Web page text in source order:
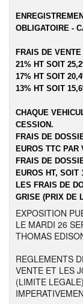
OBLIGATOIRE -
FRAIS DE VENTE
21% HT SOIT
17% HT SOIT
13% HT SOIT
CHAQUE
CESSION.
FRAIS DE
EUROS TTC PAR
FRAIS DE
EUROS HT, SOIT
LES FRAIS DE
GRISE (PRIX DE
EXPOSITION
LE MARDI 26
THOMAS
REGLEMENTS
VENTE ET LES
(LIMITE